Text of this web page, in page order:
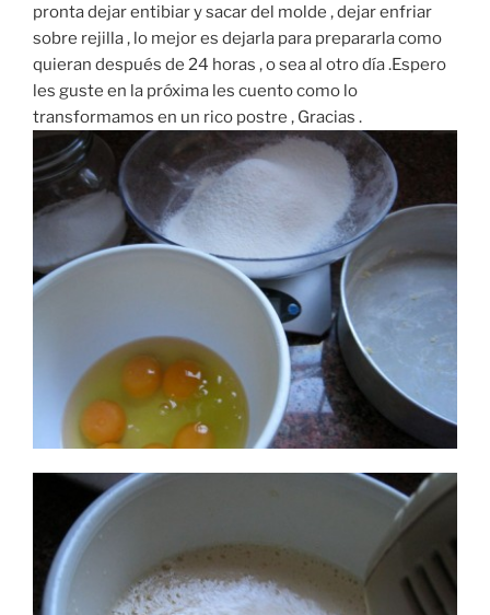
pronta dejar entibiar y sacar del molde , dejar enfriar
sobre rejilla , lo mejor es dejarla para prepararla como
quieran después de 24 horas , o sea al otro día .Espero
les guste en la próxima les cuento como lo
transformamos en un rico postre , Gracias .